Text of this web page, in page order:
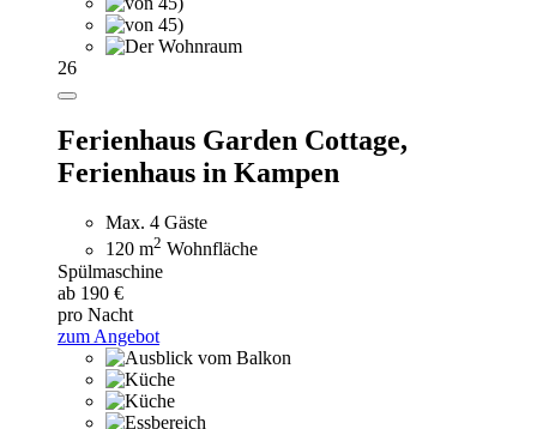
26
Ferienhaus Garden Cottage,
Ferienhaus in Kampen
Max. 4 Gäste
120 m2 Wohnfläche
Spülmaschine
ab 190 €
pro Nacht
zum Angebot